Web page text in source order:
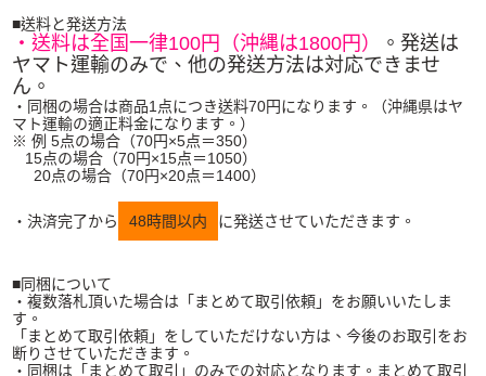
■送料と発送方法
・送料は全国一律100円（沖縄は1800円）
。発送は
ヤマト運輸のみで、他の発送方法は対応できませ
ん。
・同梱の場合は商品1点につき送料70円になります。（沖縄県はヤ
マト運輸の適正料金になります。）
※ 例 5点の場合（70円×5点＝350）
15点の場合（70円×15点＝1050）
20点の場合（70円×20点＝1400）
・決済完了から 48時間以内 に発送させていただきます。
■同梱について
・複数落札頂いた場合は「まとめて取引依頼」をお願いいたしま
す。
「まとめて取引依頼」をしていただけない方は、今後のお取引をお
断りさせていただきます。
・同梱は「まとめて取引」のみでの対応となります。まとめて取引